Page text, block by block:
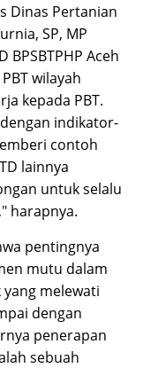
Dinas Pertanian
SP, MP
Aceh
wilayah
kepada PBT.
indikator-
contoh
lainnya
untuk selalu
harapnya.
pentingnya
mutu dalam
melewati
dengan
penerapan
sebuah